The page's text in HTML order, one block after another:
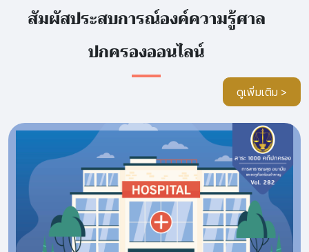
สัมผัสประสบการณ์องค์ความรู้ศาล
ปกครองออนไลน์
ดูเพิ่มเติม >